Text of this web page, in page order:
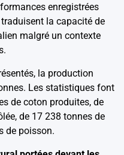
enregistrées
la capacité de
malgré un contexte
la production
Les statistiques font
de coton produites, de
de 17 238 tonnes de
de poisson.